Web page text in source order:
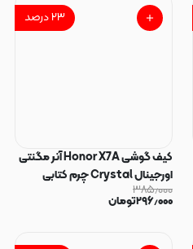
Realme Note 50 - Realme
Note 60 شیشه ای Anti Static
۲۳درصد
کیف گوشی Honor X7A آنر مگنتی
اورجینال Crystal چرم کتابی
جاکارتی دار محافظ لنزدار سرمه ای
دارای بند کد 97246
۳۸۵٫۰۰۰
۲۹۶٫۰۰۰تومان